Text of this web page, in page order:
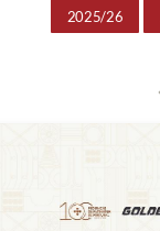
2025/26